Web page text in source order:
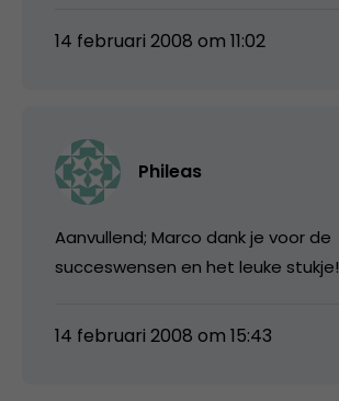
14 februari 2008 om 11:02
Phileas
Aanvullend; Marco dank je voor de
succeswensen en het leuke stukje!
14 februari 2008 om 15:43